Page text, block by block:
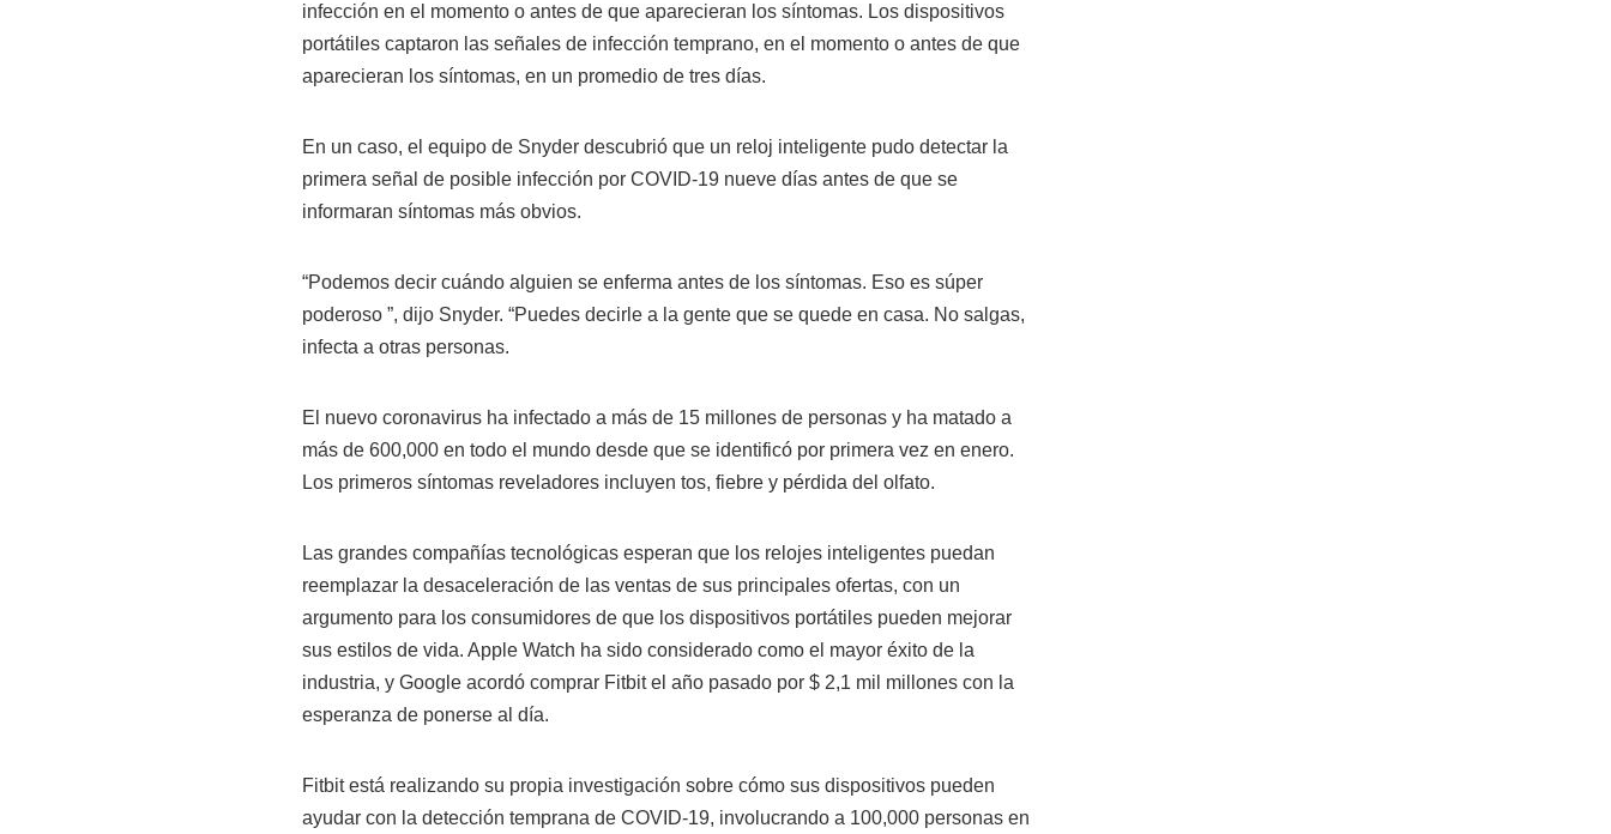
infección en el momento o antes de que aparecieran los síntomas. Los dispositivos
portátiles captaron las señales de infección temprano, en el momento o antes de que
aparecieran los síntomas, en un promedio de tres días.
En un caso, el equipo de Snyder descubrió que un reloj inteligente pudo detectar la
primera señal de posible infección por COVID-19 nueve días antes de que se
informaran síntomas más obvios.
“Podemos decir cuándo alguien se enferma antes de los síntomas. Eso es súper
poderoso ”, dijo Snyder. “Puedes decirle a la gente que se quede en casa. No salgas,
infecta a otras personas.
El nuevo coronavirus ha infectado a más de 15 millones de personas y ha matado a
más de 600,000 en todo el mundo desde que se identificó por primera vez en enero.
Los primeros síntomas reveladores incluyen tos, fiebre y pérdida del olfato.
Las grandes compañías tecnológicas esperan que los relojes inteligentes puedan
reemplazar la desaceleración de las ventas de sus principales ofertas, con un
argumento para los consumidores de que los dispositivos portátiles pueden mejorar
sus estilos de vida. Apple Watch ha sido considerado como el mayor éxito de la
industria, y Google acordó comprar Fitbit el año pasado por $ 2,1 mil millones con la
esperanza de ponerse al día.
Fitbit está realizando su propia investigación sobre cómo sus dispositivos pueden
ayudar con la detección temprana de COVID-19, involucrando a 100,000 personas en